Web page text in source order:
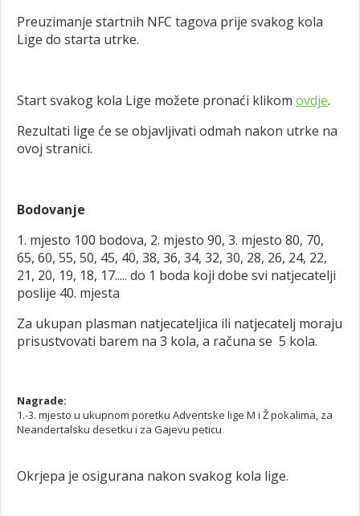
Preuzimanje startnih NFC tagova prije svakog kola
Lige do starta utrke.
Start svakog kola Lige možete pronaći klikom ovdje.
Rezultati lige će se objavljivati odmah nakon utrke na
ovoj stranici.
Bodovanje
1. mjesto 100 bodova, 2. mjesto 90, 3. mjesto 80, 70,
65, 60, 55, 50, 45, 40, 38, 36, 34, 32, 30, 28, 26, 24, 22,
21, 20, 19, 18, 17..... do 1 boda koji dobe svi natjecatelji
poslije 40. mjesta
Za ukupan plasman natjecateljica ili natjecatelj moraju
prisustvovati barem na 3 kola, a računa se 5 kola.
Nagrade:
1.-3. mjesto u ukupnom poretku Adventske lige M i Ž pokalima, za
Neandertalsku desetku i za Gajevu peticu
Okrjepa je osigurana nakon svakog kola lige.